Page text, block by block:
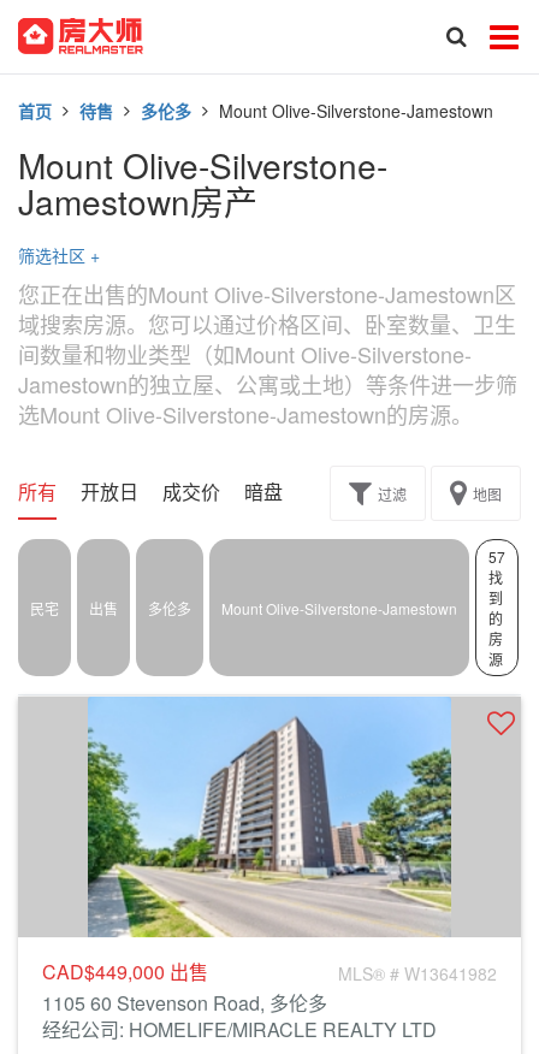
首页 待售 多伦多 Mount Olive-Silverstone-Jamestown
Mount Olive-Silverstone-
Jamestown房产
筛选社区 +
您正在出售的Mount Olive-Silverstone-Jamestown区
域搜索房源。您可以通过价格区间、卧室数量、卫生
间数量和物业类型（如Mount Olive-Silverstone-
Jamestown的独立屋、公寓或土地）等条件进一步筛
选Mount Olive-Silverstone-Jamestown的房源。
所有 开放日 成交价 暗盘 楼花转让过滤 地图
民宅 出售 多伦多 Mount Olive-Silverstone-Jamestown
57
找
到
的
房
源
CAD$449,000 出售 MLS® # W13641982
1105 60 Stevenson Road, 多伦多
经纪公司: HOMELIFE/MIRACLE REALTY LTD